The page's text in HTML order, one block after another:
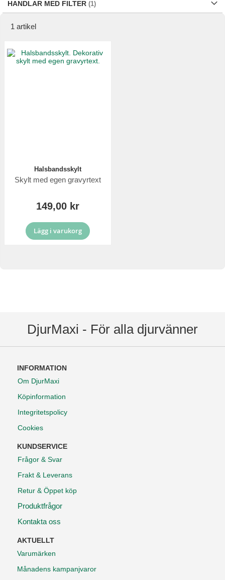
HANDLAR MED FILTER
1 artikel
Halsbandsskylt
Skylt med egen gravyrtext
149,00 kr
Lägg i varukorg
DjurMaxi - För alla djurvänner
INFORMATION
Om DjurMaxi
Köpinformation
Integritetspolicy
Cookies
KUNDSERVICE
Frågor & Svar
Frakt & Leverans
Retur & Öppet köp
Produktfrågor
Kontakta oss
AKTUELLT
Varumärken
Månadens kampanjvaror